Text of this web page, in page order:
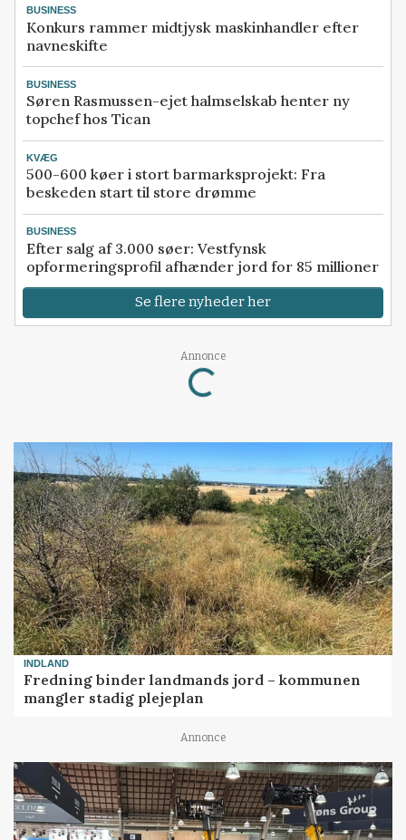
BUSINESS
Konkurs rammer midtjysk maskinhandler efter
navneskifte
BUSINESS
Søren Rasmussen-ejet halmselskab henter ny
topchef hos Tican
KVÆG
500-600 køer i stort barmarksprojekt: Fra
beskeden start til store drømme
BUSINESS
Efter salg af 3.000 søer: Vestfynsk
opformeringsprofil afhænder jord for 85 millioner
Se flere nyheder her
Annonce
Loading...
INDLAND
Fredning binder landmands jord – kommunen
mangler stadig plejeplan
Annonce